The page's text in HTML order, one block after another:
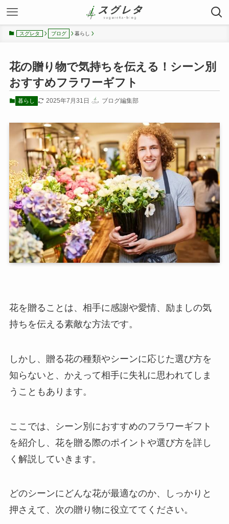
スグレタ ブログ 暮らし
花の贈り物で気持ちを伝える！シーン別
おすすめフラワーギフト
暮らし 2025年7月31日 ブログ編集部
花を贈ることは、相手に感謝や愛情、励ましの気
持ちを伝える素敵な方法です。
しかし、贈る花の種類やシーンに応じた選び方を
知らないと、かえって相手に失礼に思われてしま
うこともあります。
ここでは、シーン別におすすめのフラワーギフト
を紹介し、花を贈る際のポイントや選び方を詳し
く解説していきます。
どのシーンにどんな花が最適なのか、しっかりと
押さえて、次の贈り物に役立ててください。